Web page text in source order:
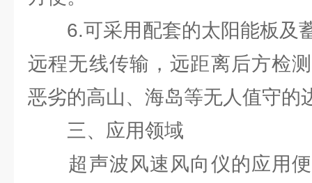
6.可采用配套的太阳能板及
远程无线传输，远距离后方检
恶劣的高山、海岛等无人值守的
三、应用领域
超声波风速风向仪的应用便